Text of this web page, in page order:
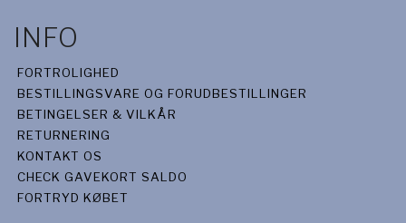
INFO
FORTROLIGHED
BESTILLINGSVARE OG FORUDBESTILLINGER
BETINGELSER & VILKÅR
RETURNERING
KONTAKT OS
CHECK GAVEKORT SALDO
FORTRYD KØBET